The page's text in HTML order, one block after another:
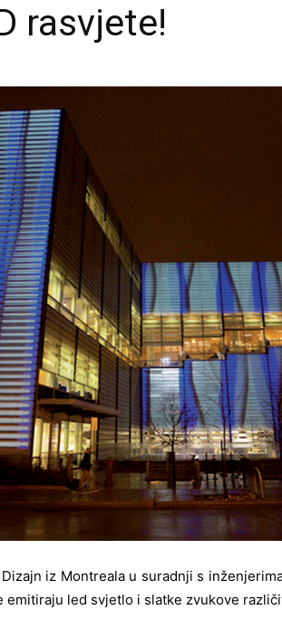
rasvjete!
iz Montreala u suradnji s
emitiraju led svjetlo i slatke zvukove